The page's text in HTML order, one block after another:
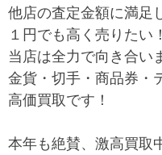
他店の査定金額に満足
１円でも高く売りたい
当店は全力で向き合い
金貨・切手・商品券・
高価買取です！
本年も絶賛、激高買取